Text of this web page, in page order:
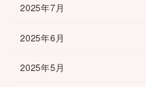
2025年7月
2025年6月
2025年5月